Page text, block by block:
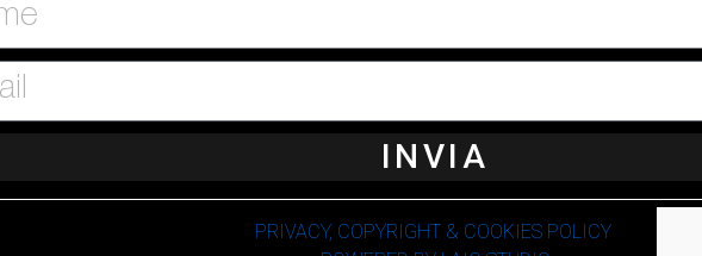
INVIA
PRIVACY, COPYRIGHT & COOKIES POLICY